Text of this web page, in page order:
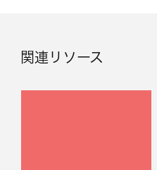
関連リソース